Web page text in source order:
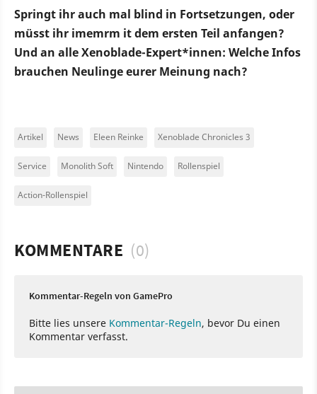
Springt ihr auch mal blind in Fortsetzungen, oder
müsst ihr imemrm it dem ersten Teil anfangen?
Und an alle Xenoblade-Expert*innen: Welche Infos
brauchen Neulinge eurer Meinung nach?
Artikel News Eleen Reinke Xenoblade Chronicles 3
Service Monolith Soft Nintendo Rollenspiel
Action-Rollenspiel
KOMMENTARE (0)
Kommentar-Regeln von GamePro
Bitte lies unsere Kommentar-Regeln, bevor Du einen
Kommentar verfasst.